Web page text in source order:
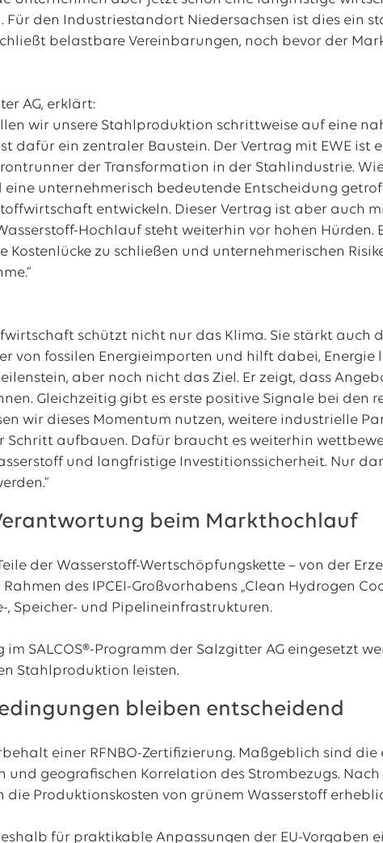
Für den Industriestandort Niedersachsen ist dies ein
belastbare Vereinbarungen, noch bevor der
AG, erklärt:
wir unsere Stahlproduktion schrittweise auf eine
dafür ein zentraler Baustein. Der Vertrag mit EWE ist
der Transformation in der Stahlindustrie.
unternehmerisch bedeutende Entscheidung
entwickeln. Dieser Vertrag ist aber auch
Hochlauf steht weiterhin vor hohen Hürden.
Kostenlücke zu schließen und unternehmerischen
schützt nicht nur das Klima. Sie stärkt auch
von fossilen Energieimporten und hilft dabei,
aber noch nicht das Ziel. Er zeigt, dass
Gleichzeitig gibt es erste positive Signale bei den
wir dieses Momentum nutzen, weitere industrielle
aufbauen. Dafür braucht es weiterhin
und langfristige Investitionssicherheit. Nur
beim Markthochlauf
der Wasserstoff-Wertschöpfungskette – von der
des IPCEI-Großvorhabens „Clean Hydrogen
Speicher- und Pipelineinfrastrukturen.
SALCOS®-Programm der Salzgitter AG eingesetzt
Stahlproduktion leisten.
bleiben entscheidend
einer RFNBO-Zertifizierung. Maßgeblich sind
und geografischen Korrelation des Strombezugs.
die Produktionskosten von grünem Wasserstoff
für praktikable Anpassungen der EU-Vorgaben